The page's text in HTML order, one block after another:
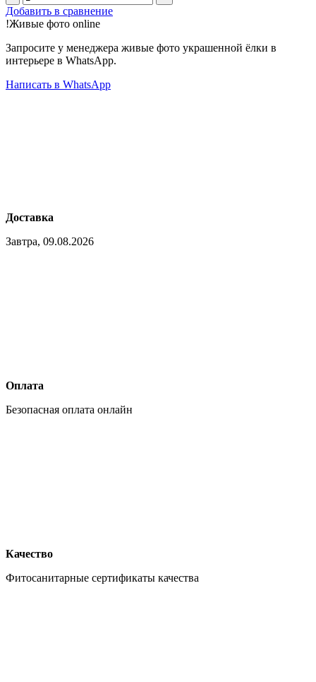
Добавить в сравнение
!Живые фото online
Запросите у менеджера живые фото украшенной ёлки в
интерьере в WhatsApp.
Написать в WhatsApp
Доставка
Завтра, 09.08.2026
Оплата
Безопасная оплата онлайн
Качество
Фитосанитарные сертификаты качества